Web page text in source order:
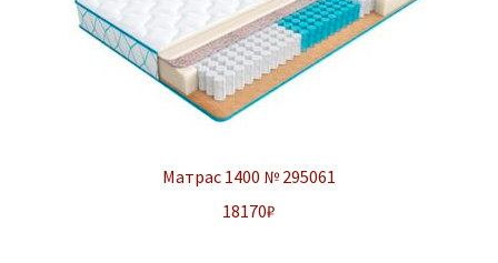
Матрас 1400 № 295061
18170₽